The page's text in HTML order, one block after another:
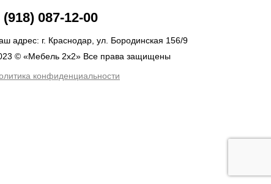
(918) 087-12-00
адрес: г. Краснодар, ул. Бородинская 156/9
© «Мебель 2x2» Все права защищены
конфиденциальности